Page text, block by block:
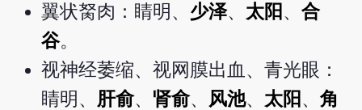
翼状胬肉：睛明、 少泽、 太阳 、合
谷。
视神经萎缩、视网膜出血、青光眼：
睛明、 肝俞、 肾俞、 风池、 太阳 、角